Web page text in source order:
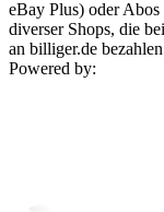
eBay Plus) oder
diverser Shops, die
an billiger.de
Powered by: